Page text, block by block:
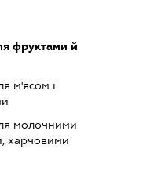
фруктами й
м'ясом і
молочними
харчовими